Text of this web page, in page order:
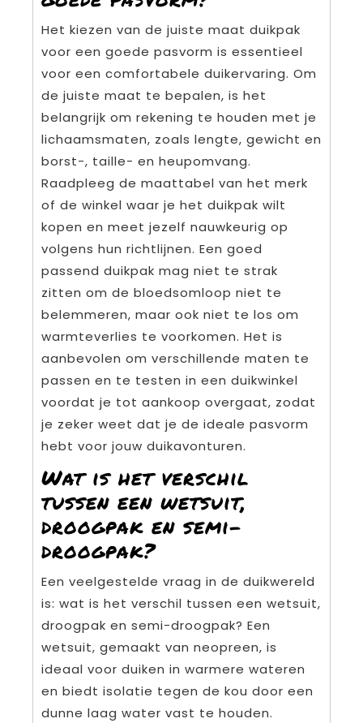
Het kiezen van de juiste maat duikpak
voor een goede pasvorm is essentieel
voor een comfortabele duikervaring. Om
de juiste maat te bepalen, is het
belangrijk om rekening te houden met je
lichaamsmaten, zoals lengte, gewicht en
borst-, taille- en heupomvang.
Raadpleeg de maattabel van het merk
of de winkel waar je het duikpak wilt
kopen en meet jezelf nauwkeurig op
volgens hun richtlijnen. Een goed
passend duikpak mag niet te strak
zitten om de bloedsomloop niet te
belemmeren, maar ook niet te los om
warmteverlies te voorkomen. Het is
aanbevolen om verschillende maten te
passen en te testen in een duikwinkel
voordat je tot aankoop overgaat, zodat
je zeker weet dat je de ideale pasvorm
hebt voor jouw duikavonturen.
Wat is het verschil
tussen een wetsuit,
droogpak en semi-
droogpak?
Een veelgestelde vraag in de duikwereld
is: wat is het verschil tussen een wetsuit,
droogpak en semi-droogpak? Een
wetsuit, gemaakt van neopreen, is
ideaal voor duiken in warmere wateren
en biedt isolatie tegen de kou door een
dunne laag water vast te houden.